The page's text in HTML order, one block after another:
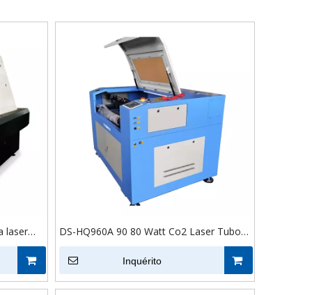
laser
DS-HQ960A 90 80 Watt Co2 Laser Tubo
960 Abs PCB Madeira Acrílico Co2
Máquina de Corte e Gravação a Laser
Inquérito